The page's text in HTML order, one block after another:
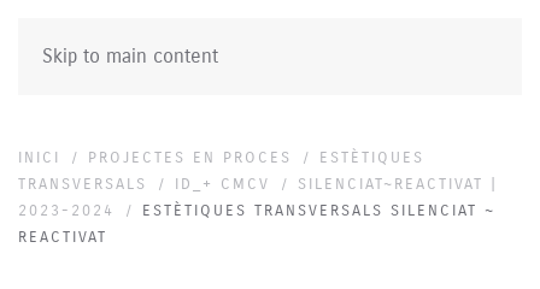
Skip to main content
INICI PROJECTES EN PROCES
ESTÈTIQUES
TRANSVERSALS
ID_+ CMCV
SILENCIAT~REACTIVAT |
2023-2024
ESTÈTIQUES TRANSVERSALS SILENCIAT ~
REACTIVAT